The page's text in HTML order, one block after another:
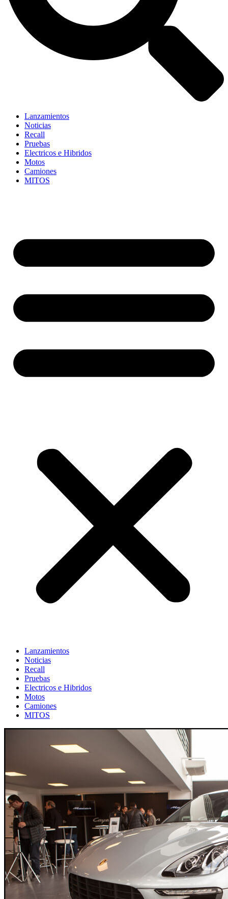
Lanzamientos
Noticias
Recall
Pruebas
Electricos e Hibridos
Motos
Camiones
MITOS
Lanzamientos
Noticias
Recall
Pruebas
Electricos e Hibridos
Motos
Camiones
MITOS